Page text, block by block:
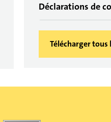
Déclarations de
Télécharger tous